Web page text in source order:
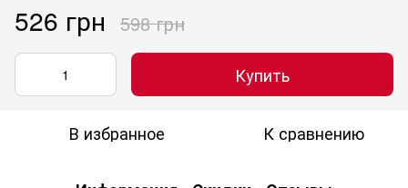
526 грн 598 грн
Купить
В избранное К сравнению